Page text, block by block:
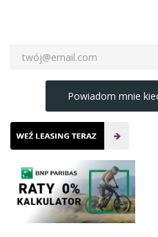
Powiadom mnie